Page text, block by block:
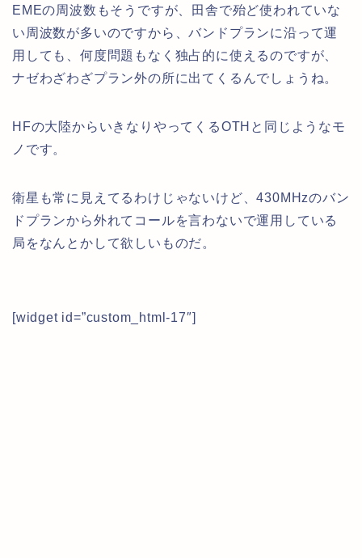
EMEの周波数もそうですが、田舎で殆ど使われていな
い周波数が多いのですから、バンドプランに沿って運
用しても、何度問題もなく独占的に使えるのですが、
ナゼわざわざプラン外の所に出てくるんでしょうね。
HFの大陸からいきなりやってくるOTHと同じようなモ
ノです。
衛星も常に見えてるわけじゃないけど、430MHzのバン
ドプランから外れてコールを言わないで運用している
局をなんとかして欲しいものだ。
[widget id=”custom_html-17″]